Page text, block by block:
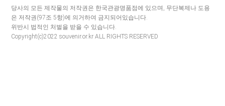
당사의 모든 제작물의 저작권은 한국관광명품점에 있으며, 무단복제나 도용
은 저작권(97조 5항)에 의거하여 금지되어있습니다.
위반시 법적인 처벌을 받을 수 있습니다.
Copyright(c)2022 souvenir.or.kr ALL RIGHTS RESERVED